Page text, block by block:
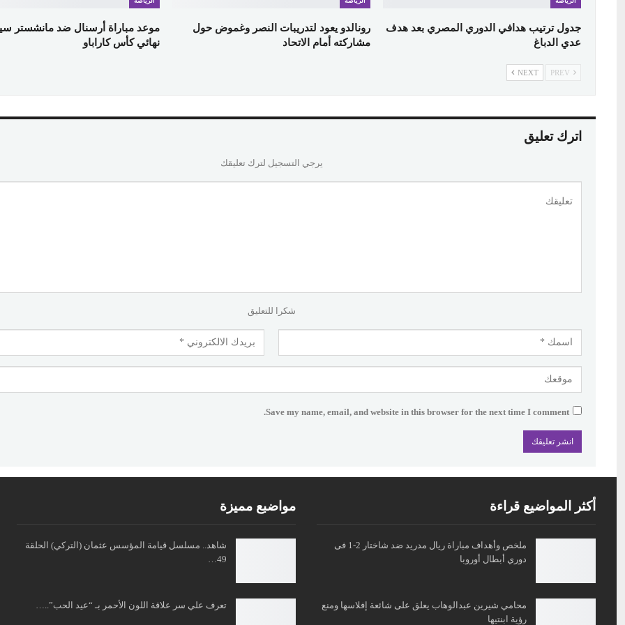
جدول ترتيب هدافي الدوري المصري بعد هدف
عدي الدباغ
رونالدو يعود لتدريبات النصر وغموض حول
مشاركته أمام الاتحاد
موعد مباراة أرسنال ضد مانشستر
نهائي كأس كاراباو
NEXT
اترك تعليق
يرجي التسجيل لترك تعليقك
شكرا للتعليق
Save my name, email, and website in this browser for the next time I comment.
أكثر المواضيع قراءة
ملخص وأهداف مباراة ريال مدريد ضد شاختار 2-1 فى
دوري أبطال أوروبا
محامي شيرين عبدالوهاب يعلق على شائعة إفلاسها ومنع
رؤية ابنتيها
مواضبع مميزة
شاهد.. مسلسل قيامة المؤسس عثمان (التركي) الحلقة
49…
تعرف علي سر علاقة اللون الأحمر بـ “عيد الحب”..…